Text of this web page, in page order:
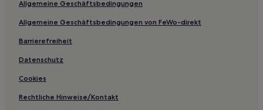
Cavacos: Hotels
Allgemeine Geschäftsbedingungen
Allgemeine Geschäftsbedingungen von FeWo-direkt
Barrierefreiheit
Datenschutz
Cookies
Rechtliche Hinweise/Kontakt